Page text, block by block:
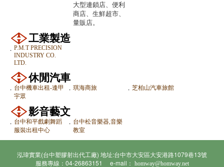
大型連鎖店、便利
商店、生鮮超市、
量販店。
工業製造
． P.M.T PRECISION
INDUSTRY CO.
LTD.
休閒汽車
． 台中機車出租-逢甲
宇眾
． 琪海商旅 ． 芝柏山汽車旅館
影音藝文
． 台中和平戲劇舞蹈
服裝出租中心
． 台中松音樂器,音樂
教室
泓瑋實業(台中塑膠射出代工廠) 地址:台中市大安區大安港路1079巷13號
服務專線：04-26863151 e-mail： homway@homway.net